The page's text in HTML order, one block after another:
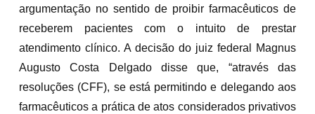
argumentação no sentido de proibir farmacêuticos de
receberem pacientes com o intuito de prestar
atendimento clínico. A decisão do juiz federal Magnus
Augusto Costa Delgado disse que, “através das
resoluções (CFF), se está permitindo e delegando aos
farmacêuticos a prática de atos considerados privativos